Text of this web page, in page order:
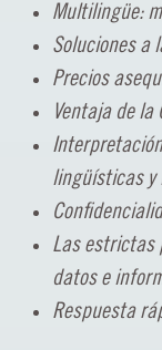
Multilingüe:
Soluciones a
Precios
Ventaja de la
lingüísticas y
Las estrictas
datos e
Respuesta